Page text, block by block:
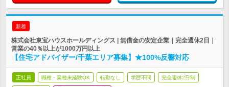
新着
株式会社東宝ハウスホールディングス | 無借金の安定企業｜完全週休2日｜
営業の40％以上が1000万円以上
【住宅アドバイザー/千葉エリア募集】★100%反響対応
正社員 職種・業種未経験OK 転勤なし 学歴不問 完全週休2日制